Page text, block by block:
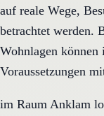
auf reale Wege,
betrachtet werden.
Wohnlagen
Voraussetzungen
im Raum Anklam